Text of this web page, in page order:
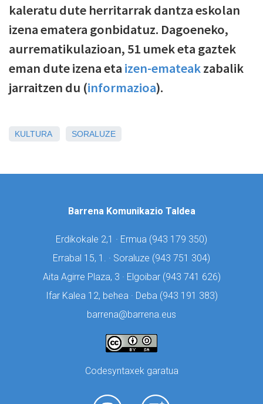
kaleratu dute herritarrak dantza eskolan
izena ematera gonbidatuz. Dagoeneko,
aurrematikulazioan, 51 umek eta gaztek
eman dute izena eta izen-emateakzabalik
jarraitzen du (informazioa).
KULTURA SORALUZE
Barrena Komunikazio Taldea
Erdikokale 2,1 · Ermua (943 179 350)
Errabal 15, 1. · Soraluze (943 751 304)
Aita Agirre Plaza, 3 · Elgoibar (943 741 626)
Ifar Kalea 12, behea · Deba (943 191 383)
barrena@barrena.eus
Codesyntaxek garatua